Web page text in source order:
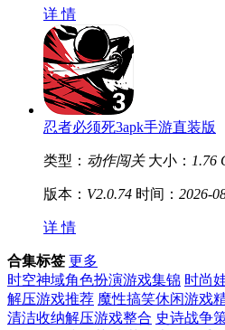
详 情
忍者必须死3apk手游直装版
类型： 动作闯关 大小： 1.76
版本： V2.0.74 时间： 2026-
详 情
合集标签 更多
时空神域角色扮演游戏集锦 时尚
解压游戏推荐 魔性搞笑休闲游戏
清洁收纳解压游戏整合 史诗战争